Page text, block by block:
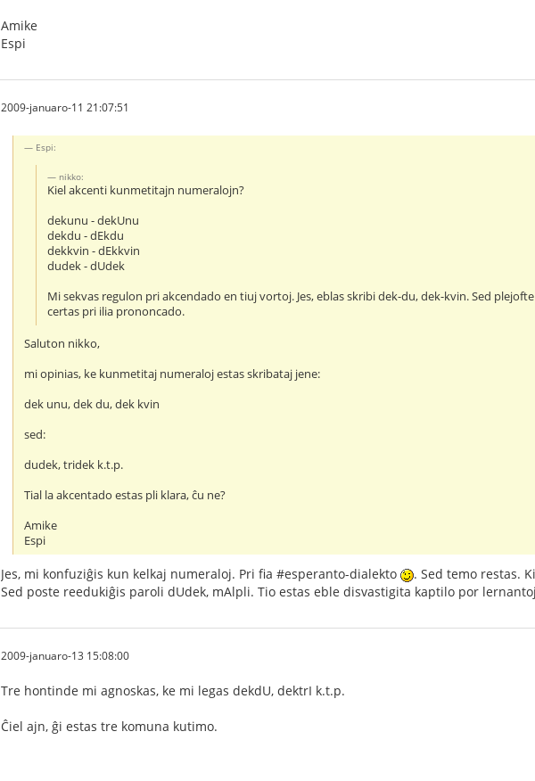
Amike
Espi
2009-januaro-11 21:07:51
Espi:
nikko:
Kiel akcenti kunmetitajn numeralojn?
dekunu - dekUnu
dekdu - dEkdu
dekkvin - dEkkvin
dudek - dUdek
Mi sekvas regulon pri akcendado en tiuj vortoj. Jes, eblas skribi dek-du, dek-kvin. Sed
certas pri ilia prononcado.
Saluton nikko,
mi opinias, ke kunmetitaj numeraloj estas skribataj jene:
dek unu, dek du, dek kvin
sed:
dudek, tridek k.t.p.
Tial la akcentado estas pli klara, ĉu ne?
Amike
Espi
Jes, mi konfuziĝis kun kelkaj numeraloj. Pri fia #esperanto-dialekto
. Sed temo restas.
Sed poste reedukiĝis paroli dUdek, mAlpli. Tio estas eble disvastigita kaptilo por
2009-januaro-13 15:08:00
Tre hontinde mi agnoskas, ke mi legas dekdU, dektrI k.t.p.
Ĉiel ajn, ĝi estas tre komuna kutimo.